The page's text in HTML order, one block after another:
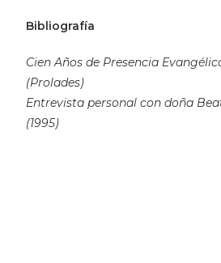
Bibliografía
Cien Años de Presencia
(Prolades)
Entrevista personal con doña
(1995)